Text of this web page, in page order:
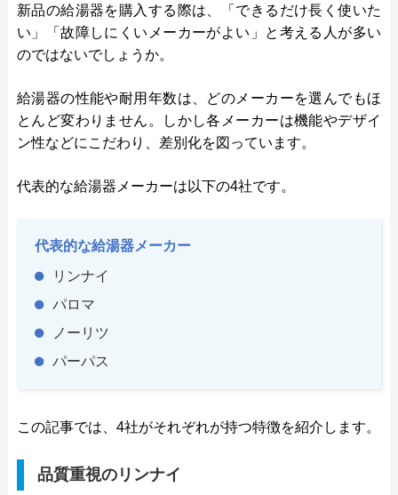
新品の給湯器を購入する際は、「できるだけ長く使いた
い」「故障しにくいメーカーがよい」と考える人が多い
のではないでしょうか。
給湯器の性能や耐用年数は、どのメーカーを選んでもほ
とんど変わりません。しかし各メーカーは機能やデザイ
ン性などにこだわり、差別化を図っています。
代表的な給湯器メーカーは以下の4社です。
代表的な給湯器メーカー
リンナイ
パロマ
ノーリツ
パーパス
この記事では、4社がそれぞれが持つ特徴を紹介します。
品質重視のリンナイ